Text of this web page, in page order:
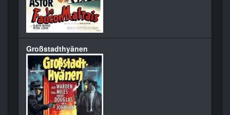
Großstadthyänen